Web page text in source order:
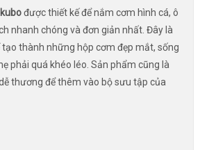
được thiết kế để nắm cơm hình cá, ô
nhanh chóng và đơn giản nhất. Đây là
thành những hộp cơm đẹp mắt, sống
phải quá khéo léo. Sản phẩm cũng là
thương để thêm vào bộ sưu tập của